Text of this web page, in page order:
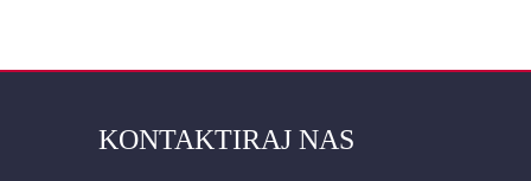
KONTAKTIRAJ NAS